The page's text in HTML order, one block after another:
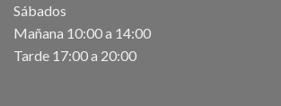
Sábados
Mañana 10:00 a 14:00
Tarde 17:00 a 20:00